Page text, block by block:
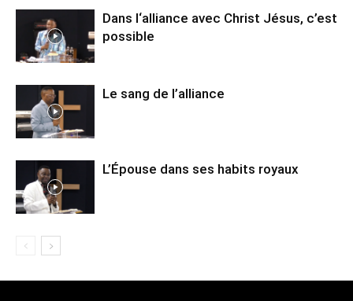
Dans l‘alliance avec Christ Jésus, c’est
possible
Le sang de l’alliance
L’Épouse dans ses habits royaux